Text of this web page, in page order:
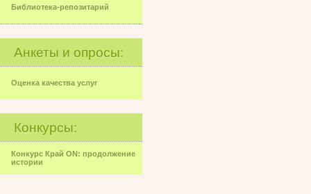
Библиотека-репозитарий
Анкеты и опросы:
Оценка качества услуг
Конкурсы:
Конкурс Край ON: продолжение
истории